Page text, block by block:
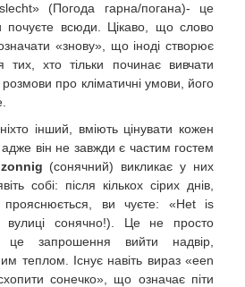
(Погода гарна/погана)- це
почуєте всюди. Цікаво, що слово
«знову», що іноді створює
тих, хто тільки починає вивчати
розмови про кліматичні умови, його
інший, вміють цінувати кожен
він не завжди є частим гостем
zonnig (сонячний) викликає у них
собі: після кількох сірих днів,
ви чуєте: «Het is
сонячно!). Це не просто
це запрошення вийти надвір,
теплом. Існує навіть вираз «een
сонечко», що означає піти